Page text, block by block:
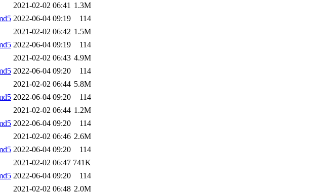
2021-02-02 06:41 1.3M
2022-06-04 09:19
114
2021-02-02 06:42 1.5M
2022-06-04 09:19
114
2021-02-02 06:43 4.9M
2022-06-04 09:20
114
2021-02-02 06:44 5.8M
2022-06-04 09:20
114
2021-02-02 06:44 1.2M
2022-06-04 09:20
114
2021-02-02 06:46 2.6M
2022-06-04 09:20
114
2021-02-02 06:47 741K
2022-06-04 09:20
114
2021-02-02 06:48 2.0M